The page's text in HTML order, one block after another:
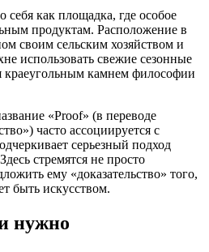
себя как площадка, где особое
продуктам. Расположение в
своим сельским хозяйством и
использовать свежие сезонные
краеугольным камнем философии
«Proof» (в переводе
часто ассоциируется с
серьезный подход
стремятся не просто
ему «доказательство» того,
быть искусством.
нужно